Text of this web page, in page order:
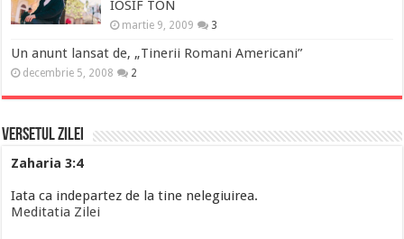
IOSIF TON
martie 9, 2009 3
Un anunt lansat de, „Tinerii Romani Americani”
decembrie 5, 2008 2
Versetul Zilei
Zaharia 3:4
Iata ca indepartez de la tine nelegiuirea.
Meditatia Zilei